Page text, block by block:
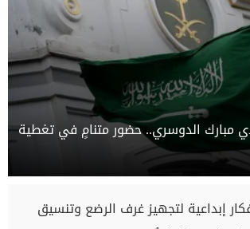
مبارك الدوسري.. حضور متنامٍ في تغطية
إبداعية لتجهيز غرف الرضع وتنسيق